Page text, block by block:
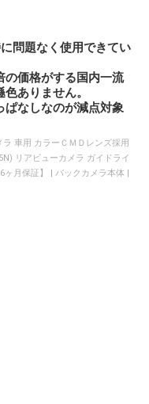
問題なく使用できてい
の価格がする国内一流
ありません。
ぱなしなのが減点対象
車用 カラーＣＭＤレンズ採用
リアビューカメラ ガイドライ
ヶ月保証】 | バックカメラ本体 |